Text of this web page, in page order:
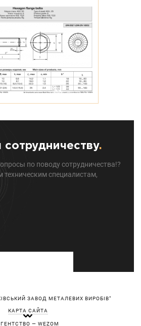
.
по поводу сотрудничества!?
техническим специалистам,
ЗАВОД МЕТАЛЕВИХ ВИРОБІВ"
КАРТА САЙТА
— WEZOM